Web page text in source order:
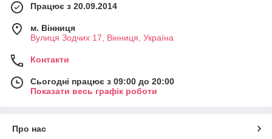
Працює з 20.09.2014
м. Вінниця
Вулиця Зодчих 17, Вінниця, Україна
Контакти
Сьогодні працює з 09:00 до 20:00
Показати весь графік роботи
Про нас